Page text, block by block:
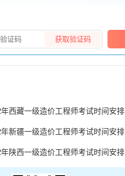
获取验证码
年西藏一级造价工程师考试时间安排
年新疆一级造价工程师考试时间安排
年陕西一级造价工程师考试时间安排